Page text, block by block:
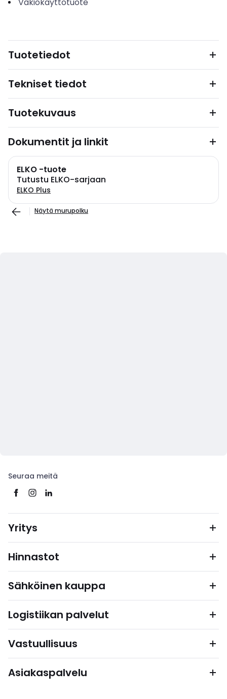
Tuotetiedot
Tekniset tiedot
Tuotekuvaus
Dokumentit ja linkit
ELKO -tuote
Tutustu ELKO-sarjaan
ELKO Plus
Näytä murupolku
Seuraa meitä
Yritys
Hinnastot
Sähköinen kauppa
Logistiikan palvelut
Vastuullisuus
Asiakaspalvelu